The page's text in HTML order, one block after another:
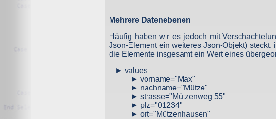
durchgeführt werden kann, da die Daten für zulässige gesetzliche
Nutzer dieser Webseite können von ihrem Widerspruchsrecht Gebrauch
Die Erklärung basiert auf den Mustern vondatenschutz.org
Mehrere Datenebenen
Häufig haben wir es jedoch mit
Json-Element ein weiteres Json-Objekt)
die Elemente insgesamt ein Wert eines
values
vorname="Max"
nachname="Mütze"
strasse="Mützenweg 55"
plz="01234"
ort="Mützenhausen"